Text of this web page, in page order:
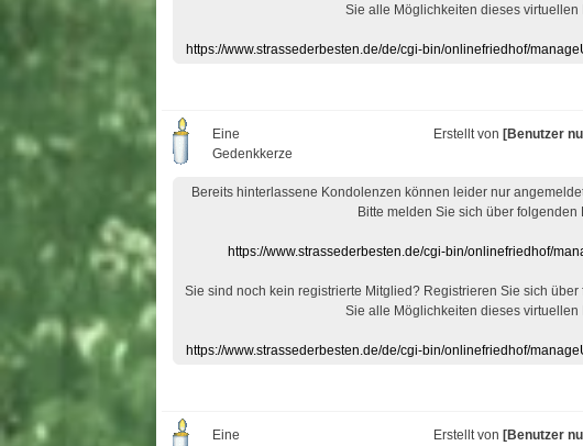
Sie alle Möglichkeiten dieses virtuellen
https://www.strassederbesten.de/de/cgi-bin/onlinefriedhof/
Eine
Gedenkkerze
Erstellt von [Benutzer
Bereits hinterlassene Kondolenzen können leider nur
Bitte melden Sie sich über folgenden
https://www.strassederbesten.de/cgi-bin/onlinefriedhof/
Sie sind noch kein registrierte Mitglied? Registrieren Sie sich
Sie alle Möglichkeiten dieses virtuellen
https://www.strassederbesten.de/de/cgi-bin/onlinefriedhof/
Eine
Erstellt von [Benutzer